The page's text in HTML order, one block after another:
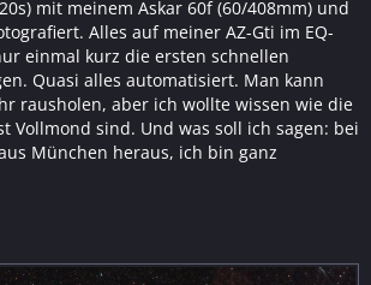
mit meinem Askar 60f (60/408mm) und
Alles auf meiner AZ-Gti im EQ-
einmal kurz die ersten schnellen
Quasi alles automatisiert. Man kann
rausholen, aber ich wollte wissen wie die
Vollmond sind. Und was soll ich sagen: bei
München heraus, ich bin ganz